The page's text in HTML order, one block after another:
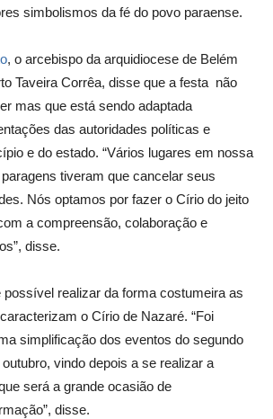
simbolismos da fé do povo paraense.
, o arcebispo da arquidiocese de Belém
Taveira Corrêa, disse que a festa não
mas que está sendo adaptada
das autoridades políticas e
e do estado. “Vários lugares em nossa
tiveram que cancelar seus
Nós optamos por fazer o Círio do jeito
a compreensão, colaboração e
disse.
possível realizar da forma costumeira as
o Círio de Nazaré. “Foi
simplificação dos eventos do segundo
vindo depois a se realizar a
será a grande ocasião de
disse.